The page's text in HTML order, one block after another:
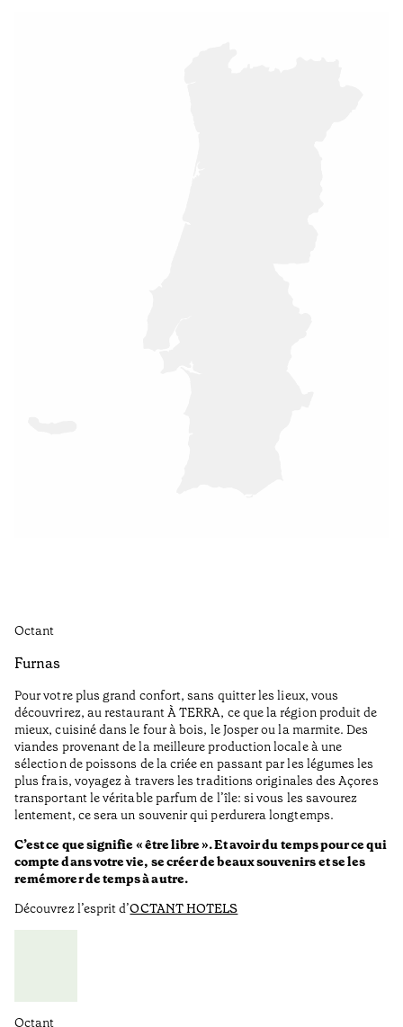
Octant
Furnas
Pour votre plus grand confort, sans quitter les lieux, vous
découvrirez, au restaurant À TERRA, ce que la région produit de
mieux, cuisiné dans le four à bois, le Josper ou la marmite. Des
viandes provenant de la meilleure production locale à une
sélection de poissons de la criée en passant par les légumes les
plus frais, voyagez à travers les traditions originales des Açores
transportant le véritable parfum de l’île: si vous les savourez
lentement, ce sera un souvenir qui perdurera longtemps.
C’est ce que signifie « être libre ». Et avoir du temps pour ce qui
compte dans votre vie, se créer de beaux souvenirs et se les
remémorer de temps à autre.
Découvrez l’esprit d’OCTANT HOTELS
Octant